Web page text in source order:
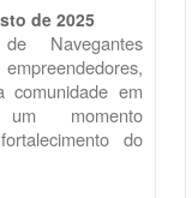
de 2025
Navegantes
comunidade em
momento
do